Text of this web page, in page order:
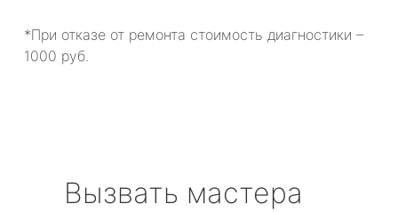
*При отказе от ремонта стоимость диагностики –
1000 руб.
Вызвать мастера